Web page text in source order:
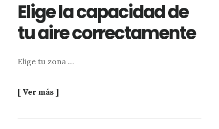
Elige la capacidad de
tu aire correctamente
Elige tu zona …
[ Ver más ]